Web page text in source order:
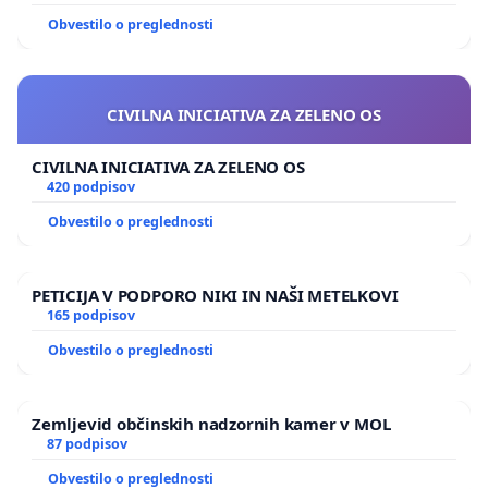
Obvestilo o preglednosti
CIVILNA INICIATIVA ZA ZELENO OS
CIVILNA INICIATIVA ZA ZELENO OS
420 podpisov
Obvestilo o preglednosti
PETICIJA V PODPORO NIKI IN NAŠI METELKOVI
165 podpisov
Obvestilo o preglednosti
Zemljevid občinskih nadzornih kamer v MOL
87 podpisov
Obvestilo o preglednosti